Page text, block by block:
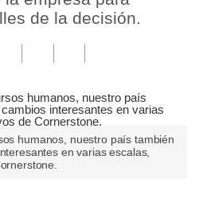
de la decisión.
humanos, nuestro país también
en varias escalas,